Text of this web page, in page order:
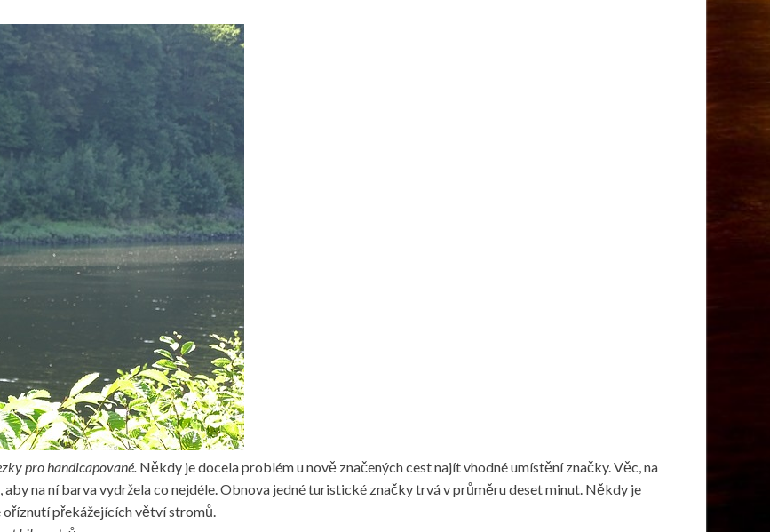
pro handicapované. Někdy je docela problém u nově značených cest najít vhodné umístění značky. Věc, na
na ní barva vydržela co nejdéle. Obnova jedné turistické značky trvá v průměru deset minut. Někdy je
překážejících větví stromů.